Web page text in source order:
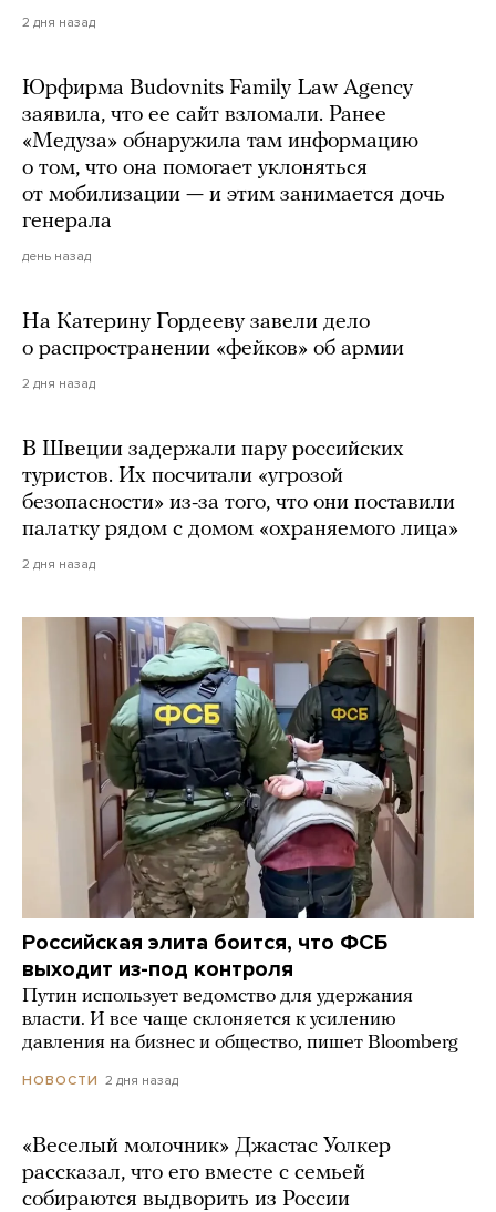
2 дня назад
Юрфирма Budovnits Family Law Agency
заявила, что ее сайт взломали. Ранее
«Медуза» обнаружила там информацию
о том, что она помогает уклоняться
от мобилизации — и этим занимается дочь
генерала
день назад
На Катерину Гордееву завели дело
о распространении «фейков» об армии
2 дня назад
В Швеции задержали пару российских
туристов. Их посчитали «угрозой
безопасности» из-за того, что они поставили
палатку рядом с домом «охраняемого лица»
2 дня назад
Российская элита боится, что ФСБ
выходит из-под контроля
Путин использует ведомство для удержания
власти. И все чаще склоняется к усилению
давления на бизнес и общество, пишет Bloomberg
НОВОСТИ 2 дня назад
«Веселый молочник» Джастас Уолкер
рассказал, что его вместе с семьей
собираются выдворить из России